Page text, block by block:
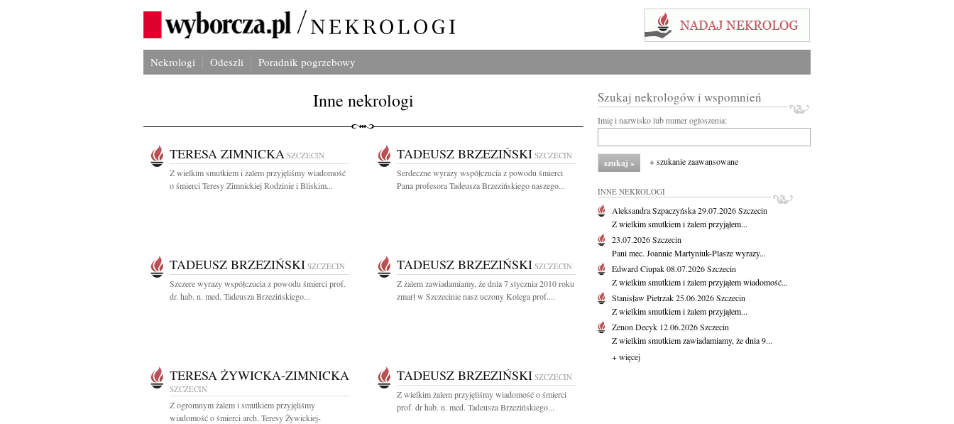
Nekrologi Odeszli Poradnik pogrzebowy
Inne nekrologi
TERESA ZIMNICKA SZCZECIN
Z wielkim smutkiem i żalem przyjęliśmy wiadomość
o śmierci Teresy Zimnickiej Rodzinie i Bliskim...
TADEUSZ BRZEZIŃSKI SZCZECIN
Serdeczne wyrazy współczucia z powodu śmierci
Pana profesora Tadeusza Brzezińskiego naszego...
TADEUSZ BRZEZIŃSKI SZCZECIN
Szczere wyrazy współczucia z powodu śmierci prof.
dr. hab. n. med. Tadeusza Brzezińskiego...
TADEUSZ BRZEZIŃSKI SZCZECIN
Z żalem zawiadamiamy, że dnia 7 stycznia 2010 roku
zmarł w Szczecinie nasz uczony Kolega prof....
TERESA ŻYWICKA-ZIMNICKA
SZCZECIN
Z ogromnym żalem i smutkiem przyjęliśmy
wiadomość o śmierci arch. Teresy Żywickiej-
TADEUSZ BRZEZIŃSKI SZCZECIN
Z wielkim żalem przyjęliśmy wiadomość o śmierci
prof. dr hab. n. med. Tadeusza Brzezińskiego...
Szukaj nekrologów i wspomnień
Imię i nazwisko lub numer ogłoszenia:
+ szukanie zaawansowane
INNE NEKROLOGI
Aleksandra Szpaczyńska29.07.2026Szczecin
Z wielkim smutkiem i żalem przyjąłem...
23.07.2026Szczecin
Pani mec. Joannie Martyniuk-Plasze wyrazy...
Edward Ciupak08.07.2026Szczecin
Z wielkim smutkiem i żalem przyjąłem wiadomość...
Stanisław Pietrzak25.06.2026Szczecin
Z wielkim smutkiem i żalem przyjąłem...
Zenon Decyk 12.06.2026Szczecin
Z wielkim smutkiem zawiadamiamy, że dnia 9...
+ więcej